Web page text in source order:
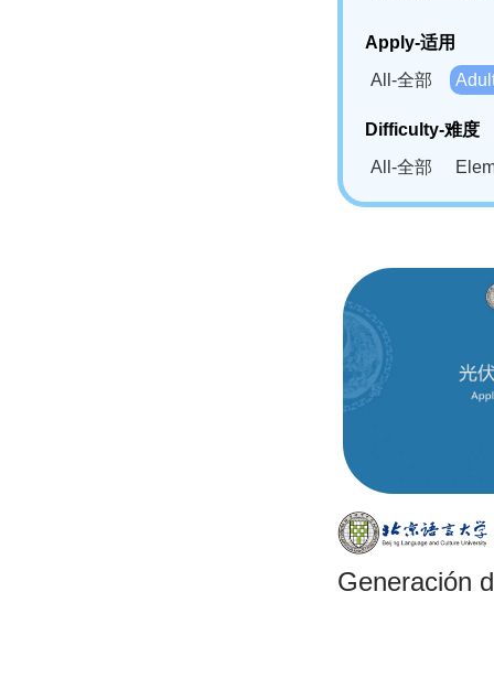
Bahasa
Swahili(SW)-
Apply-适用
All-全部
Difficulty-难度
All-全部
Generación